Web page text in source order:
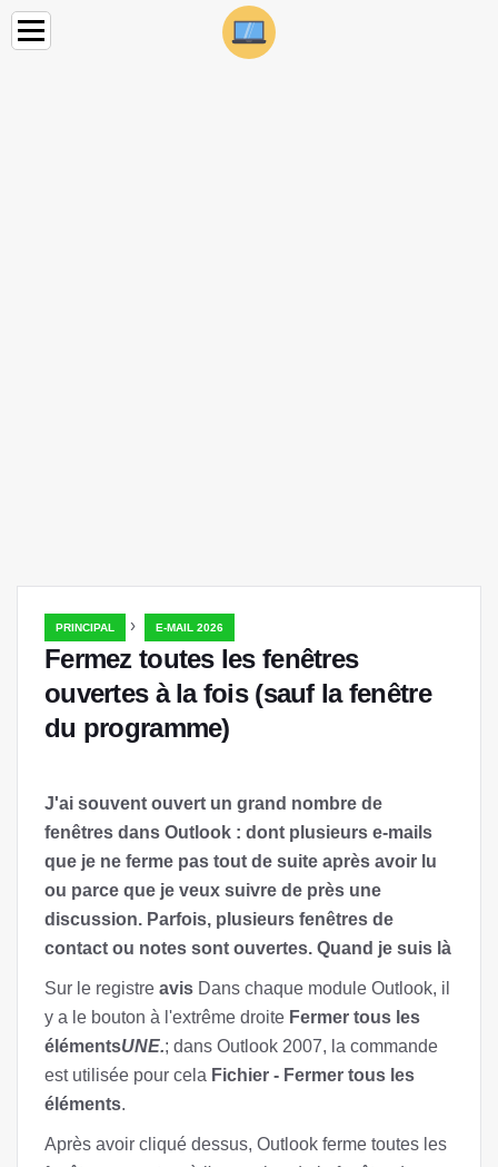
PRINCIPAL › E-MAIL 2026
Fermez toutes les fenêtres
ouvertes à la fois (sauf la fenêtre
du programme)
J'ai souvent ouvert un grand nombre de
fenêtres dans Outlook : dont plusieurs e-mails
que je ne ferme pas tout de suite après avoir lu
ou parce que je veux suivre de près une
discussion. Parfois, plusieurs fenêtres de
contact ou notes sont ouvertes. Quand je suis là
Sur le registre avis Dans chaque module Outlook, il
y a le bouton à l'extrême droite Fermer tous les
élémentsUNE.; dans Outlook 2007, la commande
est utilisée pour cela Fichier - Fermer tous les
éléments.
Après avoir cliqué dessus, Outlook ferme toutes les